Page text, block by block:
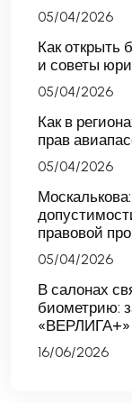
05/04/2026
Как открыть
и советы
05/04/2026
Как в
прав
05/04/2026
правовой
05/04/2026
В салонах
биометрию:
«ВЕРЛИГА+»
16/06/2026